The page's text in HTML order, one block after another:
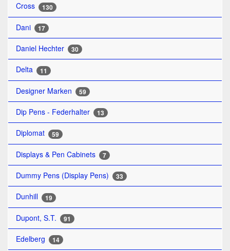
Cross 130
Dani 17
Daniel Hechter 30
Delta 11
Designer Marken 59
Dip Pens - Federhalter 13
Diplomat 59
Displays & Pen Cabinets 7
Dummy Pens (Display Pens) 33
Dunhill 19
Dupont, S.T. 91
Edelberg 14